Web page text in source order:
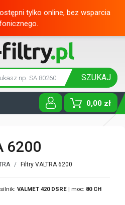
tylko online, bez wsparcia
SZUKAJ
0,00 zł
Toggle
6200
Filtry VALTRA 6200
VALMET 420 DSRE | moc: 80 CH